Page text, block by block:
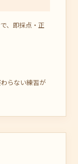
、即採点・正
らない練習が